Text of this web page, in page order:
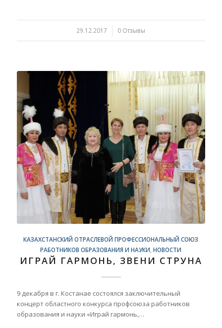
29.12.2017
/ 0 Отзывы
КАЗАХСТАНСКИЙ ОТРАСЛЕВОЙ ПРОФЕССИОНАЛЬНЫЙ СОЮЗ
РАБОТНИКОВ ОБРАЗОВАНИЯ И НАУКИ ,НОВОСТИ
ИГРАЙ ГАРМОНЬ, ЗВЕНИ СТРУНА
9 декабря в г. Костанае состоялся заключительный
концерт областного конкурса профсоюза работников
образования и науки «Играй гармонь,…